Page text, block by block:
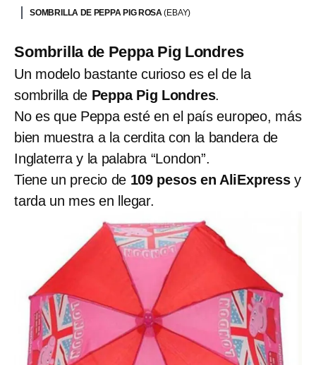
SOMBRILLA DE PEPPA PIG ROSA(EBAY)
Sombrilla de Peppa Pig Londres
Un modelo bastante curioso es el de la
sombrilla de Peppa Pig Londres.
No es que Peppa esté en el país europeo, más
bien muestra a la cerdita con la bandera de
Inglaterra y la palabra “London”.
Tiene un precio de 109 pesos en AliExpressy
tarda un mes en llegar.